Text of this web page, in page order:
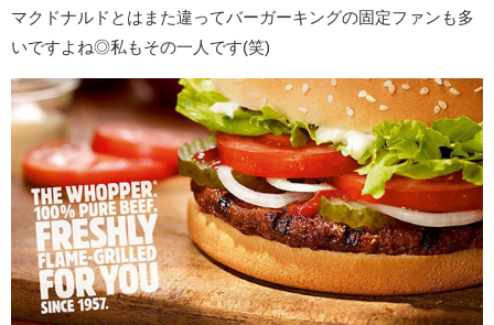
マクドナルドとはまた違ってバーガーキングの固定ファンも多
いですよね◎私もその一人です(笑)